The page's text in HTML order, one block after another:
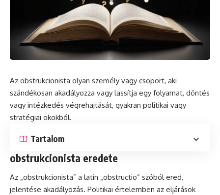
Az obstrukcionista olyan személy vagy csoport, aki
szándékosan akadályozza vagy lassítja egy folyamat, döntés
vagy intézkedés végrehajtását, gyakran politikai vagy
stratégiai okokból.
Tartalom
obstrukcionista eredete
Az „obstrukcionista” a latin „obstructio” szóból ered,
jelentése akadályozás. Politikai értelemben az eljárások